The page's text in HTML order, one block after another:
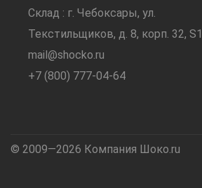
Склад : г. Чебоксары, ул.
Текстильщиков, д. 8, корп. 32, S1
mail@shocko.ru
+7 (800) 777-04-64
© 2009—2026 Компания Шоко.ru